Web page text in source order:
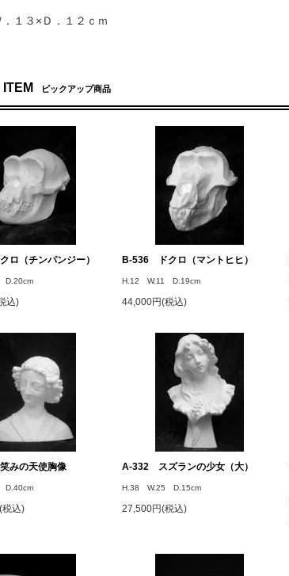
．１３×Ｄ．１２ｃｍ
ピックアップ商品
ロ（チンパンジー）
込)
B-536 ドクロ（マントヒヒ）
H.12 W.11 D.19cm
44,000円(税込)
みの天使胸像
税込)
A-332 スズランの少女（大）
H.38 W.25 D.15cm
27,500円(税込)